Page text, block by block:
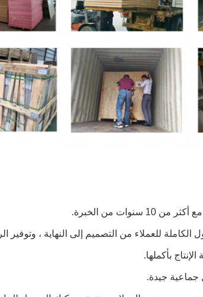
للعملاء من التصميم إلى النهاية ، وتوفير
جماعية جيدة.